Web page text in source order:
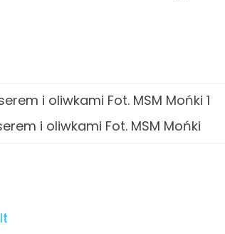
i oliwkami Fot. MSM Mońki